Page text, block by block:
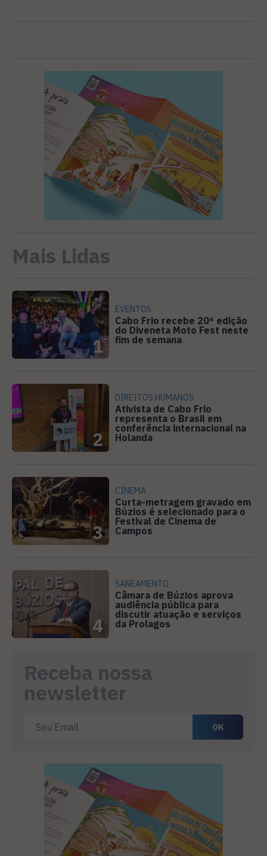
Mais Lidas
1
EVENTOS
Cabo Frio recebe 20ª edição
do Diveneta Moto Fest neste
fim de semana
2
DIREITOS HUMANOS
Ativista de Cabo Frio
representa o Brasil em
conferência internacional na
Holanda
3
CINEMA
Curta-metragem gravado em
Búzios é selecionado para o
Festival de Cinema de
Campos
4
SANEAMENTO
Câmara de Búzios aprova
audiência pública para
discutir atuação e serviços
da Prolagos
Receba nossa
newsletter